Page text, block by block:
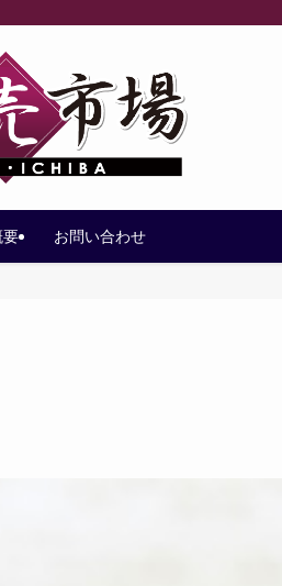
要 お問い合わせ